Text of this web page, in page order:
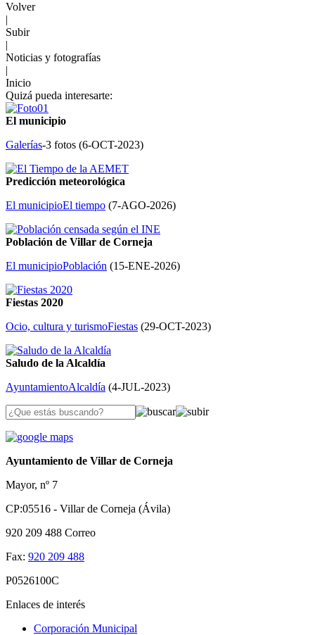
Volver
|
Subir
|
Noticias y fotografías
|
Inicio
Quizá pueda interesarte:
El municipio
Galerías-3 fotos (6-OCT-2023)
Predicción meteorológica
El municipioEl tiempo (7-AGO-2026)
Población de Villar de Corneja
El municipioPoblación (15-ENE-2026)
Fiestas 2020
Ocio, cultura y turismoFiestas (29-OCT-2023)
Saludo de la Alcaldía
AyuntamientoAlcaldía (4-JUL-2023)
Ayuntamiento de Villar de Corneja
Mayor, nº 7
CP:05516 - Villar de Corneja (Ávila)
920 209 488 Correo
Fax: 920 209 488
P0526100C
Enlaces de interés
Corporación Municipal